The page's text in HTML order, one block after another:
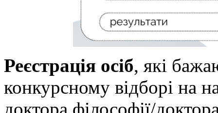
Реєстрація осіб, які
конкурсному відборі на